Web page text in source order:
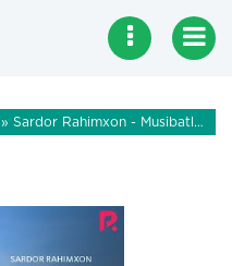
» Sardor Rahimxon - Musibatlarga kuyunmang